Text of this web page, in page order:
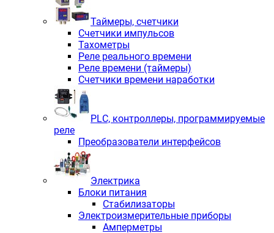
Таймеры, счетчики
Счетчики импульсов
Тахометры
Реле реального времени
Реле времени (таймеры)
Счетчики времени наработки
PLС, контроллеры, программируемые
реле
Преобразователи интерфейсов
Электрика
Блоки питания
Стабилизаторы
Электроизмерительные приборы
Амперметры